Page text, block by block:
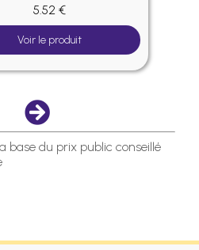
5.52 €
Voir le produit
base du prix public conseillé